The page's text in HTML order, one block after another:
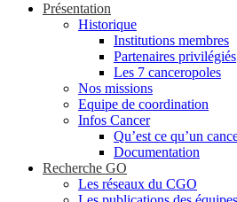
Présentation
Historique
Institutions membres
Partenaires privilégiés
Les 7 canceropoles
Nos missions
Equipe de coordination
Infos Cancer
Qu’est ce qu’un
Documentation
Recherche GO
Les réseaux du CGO